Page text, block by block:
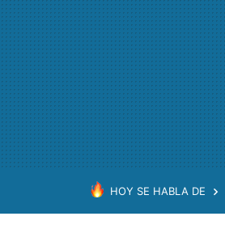
HOY SE HABLA DE